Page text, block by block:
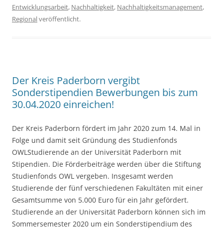
Entwicklungsarbeit, Nachhaltigkeit, Nachhaltigkeitsmanagement,
Regionalveröffentlicht.
Der Kreis Paderborn vergibt
Sonderstipendien Bewerbungen bis zum
30.04.2020 einreichen!
Der Kreis Paderborn fördert im Jahr 2020 zum 14. Mal in
Folge und damit seit Gründung des Studienfonds
OWLStudierende an der Universität Paderborn mit
Stipendien. Die Förderbeiträge werden über die Stiftung
Studienfonds OWL vergeben. Insgesamt werden
Studierende der fünf verschiedenen Fakultäten mit einer
Gesamtsumme von 5.000 Euro für ein Jahr gefördert.
Studierende an der Universität Paderborn können sich im
Sommersemester 2020 um ein Sonderstipendium des